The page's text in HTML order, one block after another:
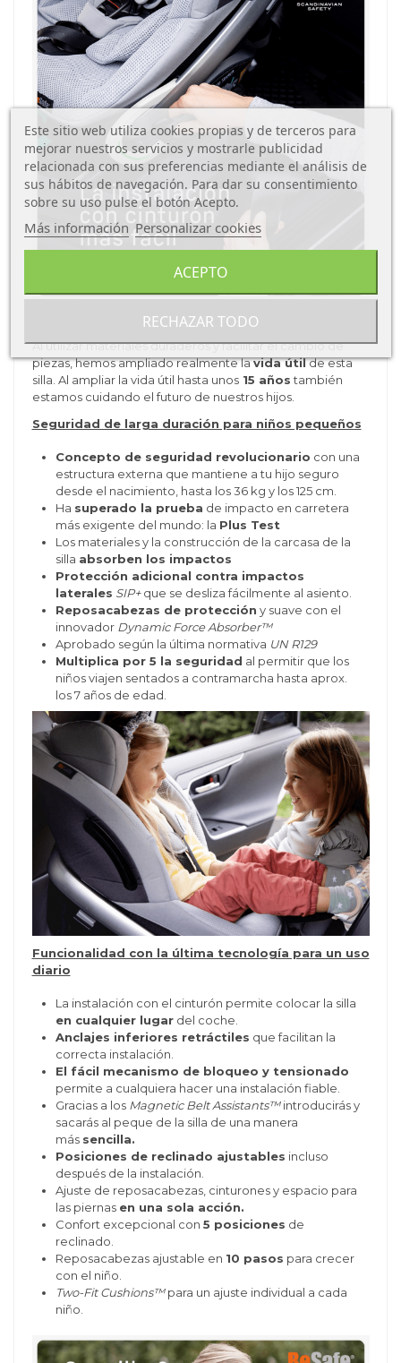
La silla que se preocupa por el futuro
Al utilizar materiales duraderos y facilitar el cambio de
piezas, hemos ampliado realmente lavida útilde esta
silla. Al ampliar la vida útil hasta unos15 añostambién
estamos cuidando el futuro de nuestros hijos.
Seguridad de larga duración para niños pequeños
Concepto de seguridad revolucionario con una
estructura externa que mantiene a tu hijo seguro
desde el nacimiento, hasta los 36 kg y los 125 cm.
Ha superado la prueba de impacto en carretera
más exigente del mundo: la Plus Test
Los materiales y la construcción de la carcasa de la
silla absorben los impactos
Protección adicional contra impactos
laterales SIP+que se desliza fácilmente al asiento.
Reposacabezas de protección y suave con el
innovador Dynamic Force Absorber™
Aprobado según la última normativa UN R129
Multiplica por 5 la seguridad al permitir que los
niños viajen sentados a contramarcha hasta aprox.
los 7 años de edad.
Funcionalidad con la última tecnología para un uso
diario
La instalación con el cinturón permite colocar la silla
en cualquier lugardel coche.
Anclajes inferiores retráctiles que facilitan la
correcta instalación.
El fácil mecanismo de bloqueo y tensionado
permite a cualquiera hacer una instalación fiable.
Gracias a los Magnetic Belt Assistants™introducirás y
sacarás al peque de la silla de una manera
más sencilla.
Posiciones de reclinado ajustables incluso
después de la instalación.
Ajuste de reposacabezas, cinturones y espacio para
las piernas en una sola acción.
Confort excepcional con 5 posiciones de
reclinado.
Reposacabezas ajustable en 10 pasos para crecer
con el niño.
Two-Fit Cushions™para un ajuste individual a cada
niño.
Este sitio web utiliza cookies propias y de terceros para
mejorar nuestros servicios y mostrarle publicidad
relacionada con sus preferencias mediante el análisis de
sus hábitos de navegación. Para dar su consentimiento
sobre su uso pulse el botón Acepto.
Más información Personalizar cookies
RECHAZAR TODO
ACEPTO